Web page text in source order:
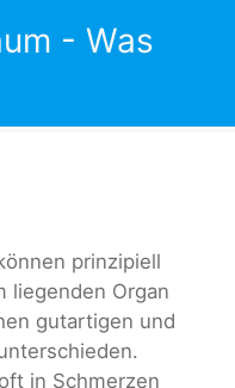
- Was
prinzipiell
liegenden Organ
gutartigen und
in Schmerzen